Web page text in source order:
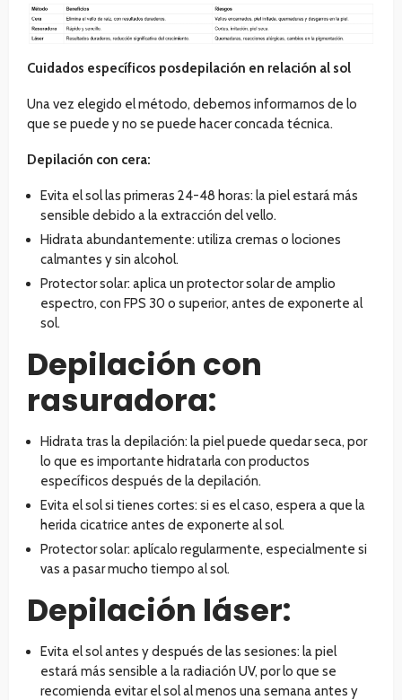
Cuidados específicos posdepilación en relación al sol
Una vez elegido el método, debemos informarnos de lo
que se puede y no se puede hacer concada técnica.
Depilación con cera:
Evita el sol las primeras 24-48 horas: la piel estará más
sensible debido a la extracción del vello.
Hidrata abundantemente: utiliza cremas o lociones
calmantes y sin alcohol.
Protector solar: aplica un protector solar de amplio
espectro, con FPS 30 o superior, antes de exponerte al
sol.
Depilación con
rasuradora:
Hidrata tras la depilación: la piel puede quedar seca, por
lo que es importante hidratarla con productos
específicos después de la depilación.
Evita el sol si tienes cortes: si es el caso, espera a que la
herida cicatrice antes de exponerte al sol.
Protector solar: aplícalo regularmente, especialmente si
vas a pasar mucho tiempo al sol.
Depilación láser:
Evita el sol antes y después de las sesiones: la piel
estará más sensible a la radiación UV, por lo que se
recomienda evitar el sol al menos una semana antes y